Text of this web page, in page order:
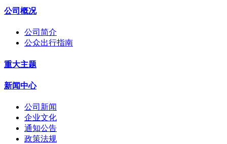
公司概况
公司简介
公众出行指南
重大主题
新闻中心
公司新闻
企业文化
通知公告
政策法规